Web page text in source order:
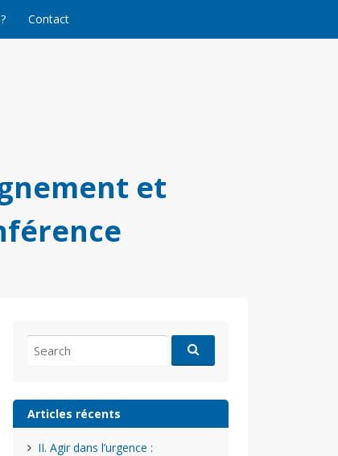
Contact
et
for:
Articles récents
II. Agir dans l’urgence :